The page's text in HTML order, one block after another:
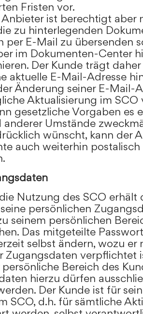
Fristen vor.
ist berechtigt aber
zu hinterlegenden
per E-Mail zu übersenden
im Dokumenten-Center
Der Kunde trägt
aktuelle E-Mail-Adresse
Änderung seiner E-Mail-
Aktualisierung im SCO
gesetzliche Vorgaben es
Umstände
wünscht, kann der
auch weiterhin
Nutzung des SCO erhält
persönlichen
seinem persönlichen
Das mitgeteilte
selbst ändern, wozu er
Zugangsdaten verpflichtet
Bereich des
hierzu dürfen
Der Kunde ist für
SCO, d.h. für sämtliche